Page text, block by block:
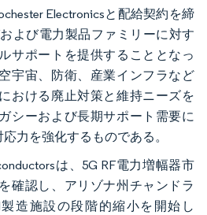
Electronicsと配給契約を締
よび電力製品ファミリーに対す
サポートを提供することとなっ
宇宙、防衛、産業インフラなど
おける廃止対策と維持ニーズを
シーおよび長期サポート需要に
力を強化するものである。
は、5G RF電力増幅器市
確認し、アリゾナ州チャンドラ
製造施設の段階的縮小を開始し